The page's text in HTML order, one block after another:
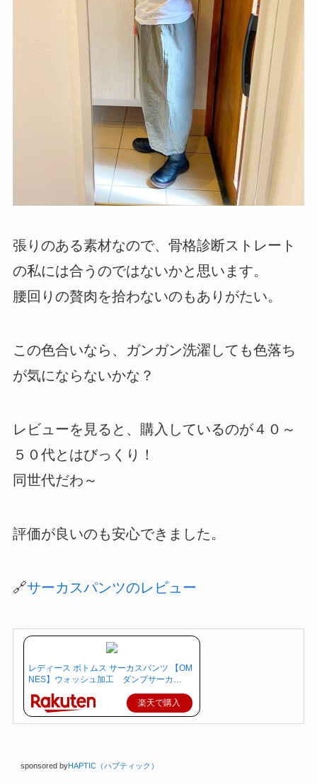
張りのある素材なので、骨格診断ストレート
の私には合うのではないかと思います。
腰回りの贅肉を拾わないのもありがたい。
この色合いなら、ガンガン洗濯しても色落ち
が気にならないかな？
レビューを見ると、購入しているのが４０～
５０代とはびっくり！
同世代だわ～
評価が良いのも安心できました。
🔗サーカスパンツのレビュー
レディース ボトムス サーカスパンツ 【OM
NES】ウォッシュ加工 ダンプサーカ…
楽天で購入
sponsored byHAPTIC（ハプティック）